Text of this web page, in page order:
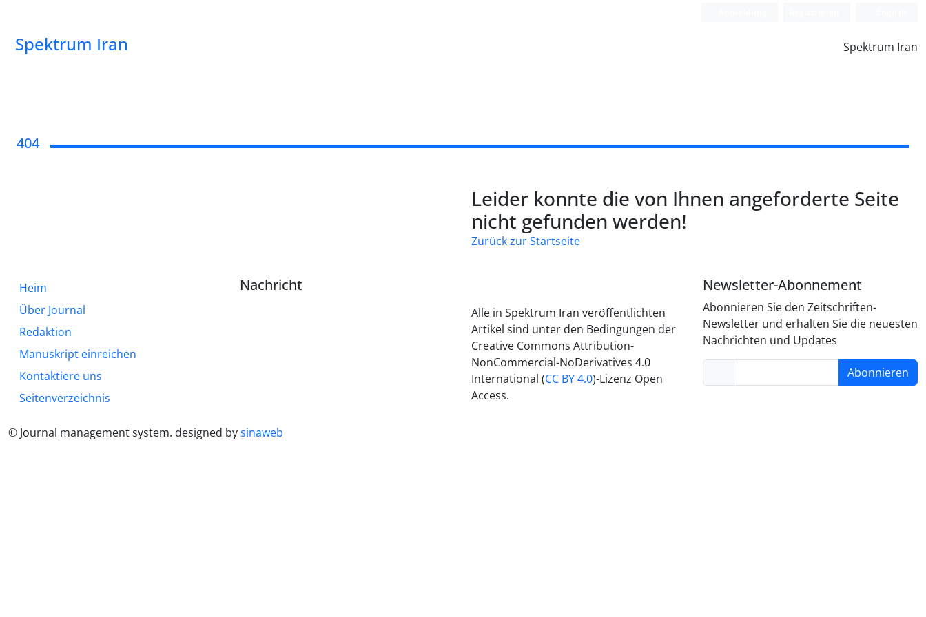
Spektrum Iran Spektrum Iran
404
Leider konnte die von Ihnen angeforderte Seite
nicht gefunden werden!
Zurück zur Startseite
Heim
Über Journal
Redaktion
Manuskript einreichen
Kontaktiere uns
Seitenverzeichnis
Nachricht
Alle in Spektrum Iran veröffentlichten
Artikel sind unter den Bedingungen der
Creative Commons Attribution-
NonCommercial-NoDerivatives 4.0
International (CC BY 4.0)-Lizenz Open
Access.
Newsletter-Abonnement
Abonnieren Sie den Zeitschriften-
Newsletter und erhalten Sie die neuesten
Nachrichten und Updates
Abonnieren
© Journal management system. designed bysinaweb